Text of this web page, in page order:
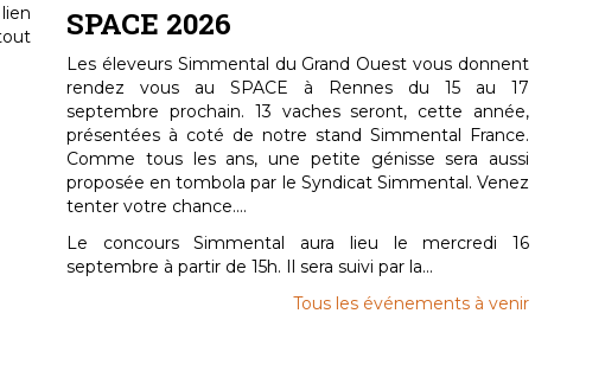
SPACE 2026
Les éleveurs Simmental du Grand Ouest vous donnent
rendez vous au SPACE à Rennes du 15 au 17
septembre prochain. 13 vaches seront, cette année,
présentées à coté de notre stand Simmental France.
Comme tous les ans, une petite génisse sera aussi
proposée en tombola par le Syndicat Simmental. Venez
tenter votre chance....
Le concours Simmental aura lieu le mercredi 16
septembre à partir de 15h. Il sera suivi par la...
Tous les événements à venir